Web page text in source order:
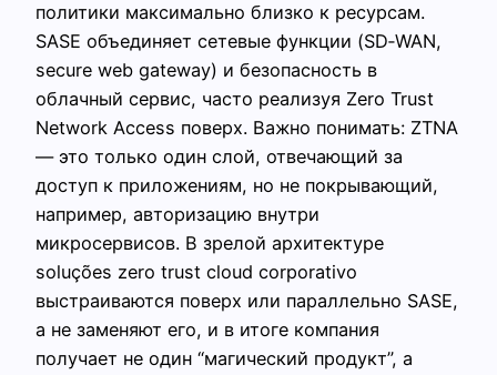
политики максимально близко к ресурсам.
SASE объединяет сетевые функции (SD‑WAN,
secure web gateway) и безопасность в
облачный сервис, часто реализуя Zero Trust
Network Access поверх. Важно понимать: ZTNA
— это только один слой, отвечающий за
доступ к приложениям, но не покрывающий,
например, авторизацию внутри
микросервисов. В зрелой архитектуре
soluções zero trust cloud corporativo
выстраиваются поверх или параллельно SASE,
а не заменяют его, и в итоге компания
получает не один “магический продукт”, а